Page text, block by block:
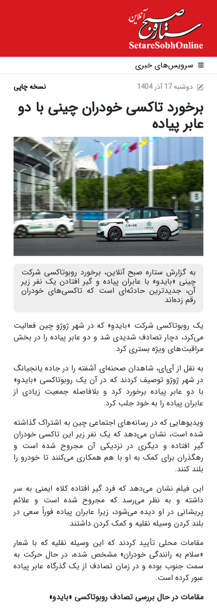
سرویس‌های خبری
1404 دوشنبه 17 آذر نسخه چاپی
برخورد تاکسی خودران چینی با دو
عابر پیاده
به گزارش ستاره صبح آنلاین، برخورد روبوتاکسی شرکت
چینی «بایدو» با عابران پیاده و گیر افتادن یک نفر زیر
آن، جدیدترین حادثه‌ای است که تاکسی‌های خودران
رقم زده‌اند
یک روبوتاکسی شرکت «بایدو» که در شهر ژوژو چین فعالیت
می‌کرد، دچار تصادف شدیدی شد و دو عابر پیاده را در بخش
مراقبت‌های ویژه بستری کرد.
به نقل از آی‌ای، شاهدان صحنه‌ای آشفته را در جاده یانجیانگ
در شهر ژوژو توصیف کردند که در آن یک روبوتاکسی «بایدو»
با دو عابر پیاده برخورد کرد و بلافاصله جمعیت زیادی از
عابران پیاده را به خود جلب کرد.
ویدیوهایی که در رسانه‌های اجتماعی چین به اشتراک گذاشته
شده است، نشان می‌دهد که یک نفر زیر این تاکسی خودران
گیر افتاده و دیگری در نزدیکی آن مجروح شده است و
رهگذران برای کمک به او با هم همکاری می‌کنند تا خودرو را
بلند کنند.
این فیلم نشان می‌دهد که فرد گیر افتاده کلاه ایمنی به سر
داشته و به نظر می‌رسد که مجروح شده است و علائم
پریشانی در او دیده می‌شود، زیرا عابران پیاده فوراً سعی در
بلند کردن وسیله نقلیه و کمک کردن داشتند.
مقامات محلی تأیید کردند که این وسیله نقلیه که با شعار
«سلام به رانندگی خودران» مشخص شده، در حال حرکت به
سمت جنوب بوده و در زمان تصادف از یک گذرگاه عابر پیاده
عبور کرده است.
مقامات در حال بررسی تصادف روبوتاکسی «بایدو»